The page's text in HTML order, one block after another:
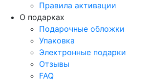
Правила активации
О подарках
Подарочные обложки
Упаковка
Электронные подарки
Отзывы
FAQ